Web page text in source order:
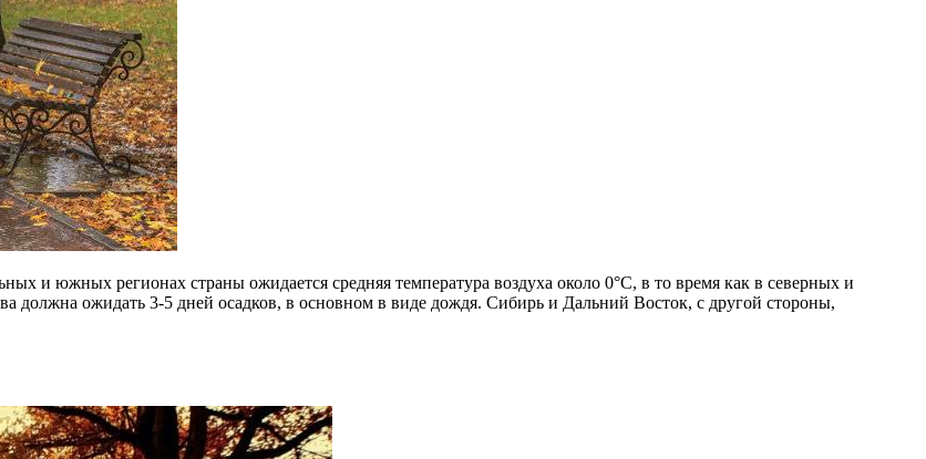
и южных регионах страны ожидается средняя температура воздуха около 0°C, в то время как в северных и
должна ожидать 3-5 дней осадков, в основном в виде дождя. Сибирь и Дальний Восток, с другой стороны,